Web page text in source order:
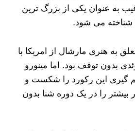
به عنوان یکی از بزرگ‌ ترین
شناخته می‌ شود.
به هنری مارشال از امریکا با
بدون توقف بود. اما مینورو
گیری این رکورد را شکست و
بیشتر را در یک دوره‌ شنا بدون